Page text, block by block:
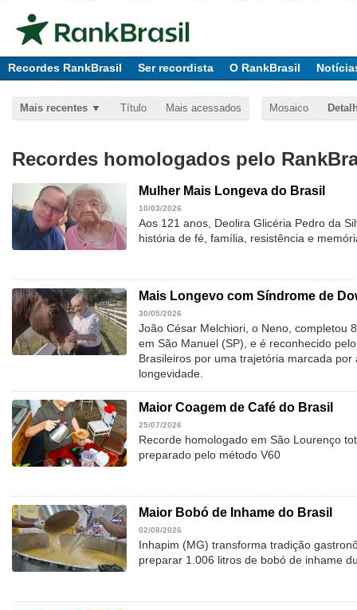
Recordes RankBrasil Ser recordista O RankBrasil
Mais recentes Título Mais acessados Mosaico
Recordes homologados pelo
Mulher Mais Longeva do Brasil
10/03/2026
Aos 121 anos, Deolira Glicéria Pedro da
história de fé, família, resistência e
Mais Longevo com Síndrome de
30/05/2026
João César Melchiori, o Neno, completou
em São Manuel (SP), e é reconhecido
Brasileiros por uma trajetória marcada por
longevidade.
Maior Coagem de Café do Brasil
25/07/2026
Recorde homologado em São Lourenço
preparado pelo método V60
Maior Bobó de Inhame do Brasil
02/08/2026
Inhapim (MG) transforma tradição
preparar 1.006 litros de bobó de inhame